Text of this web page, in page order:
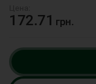
172.71 грн.